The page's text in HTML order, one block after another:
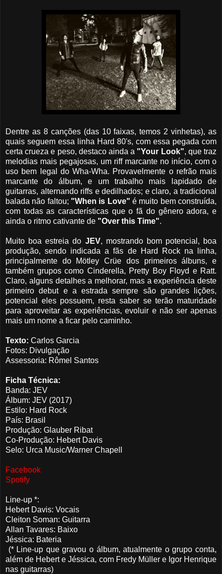
Dentre as 8 canções (das 10 faixas, temos 2 vinhetas), as
quais seguem essa linha Hard 80's, com essa pegada com
certa crueza e peso, destaco ainda a "Your Look", que traz
melodias mais pegajosas, um riff marcante no início, com o
uso bem legal do Wha-Wha. Provavelmente o refrão mais
marcante do álbum, e um trabalho mais lapidado de
guitarras, alternando riffs e dedilhados; e claro, a tradicional
balada não faltou; "When is Love" é muito bem construída,
com todas as características que o fã do gênero adora, e
ainda o ritmo cativante de "Over this Time".
Muito boa estreia do JEV, mostrando bom potencial, boa
produção, sendo indicada a fãs de Hard Rock na linha,
principalmente do Mötley Crüe dos primeiros álbuns, e
também grupos como Cinderella, Pretty Boy Floyd e Ratt.
Claro, alguns detalhes a melhorar, mas a experiência deste
primeiro debut e a estrada sempre são grandes lições,
potencial eles possuem, resta saber se terão maturidade
para aproveitar as experiências, evoluir e não ser apenas
mais um nome a ficar pelo caminho.
Texto: Carlos Garcia
Fotos: Divulgação
Assessoria: Rômel Santos
Ficha Técnica:
Banda: JEV
Álbum: JEV (2017)
Estilo: Hard Rock
País: Brasil
Produção: Glauber Ribat
Co-Produção: Hebert Davis
Selo: Urca Music/Warner Chapell
Facebook
Spotify
Line-up *:
Hebert Davis: Vocais
Cleiton Soman: Guitarra
Allan Tavares: Baixo
Jéssica: Bateria
(* Line-up que gravou o álbum, atualmente o grupo conta,
além de Hebert e Jéssica, com Fredy Müller e Igor Henrique
nas guitarras)